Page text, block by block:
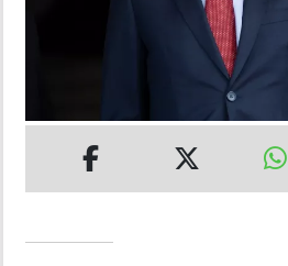
IMPRESO